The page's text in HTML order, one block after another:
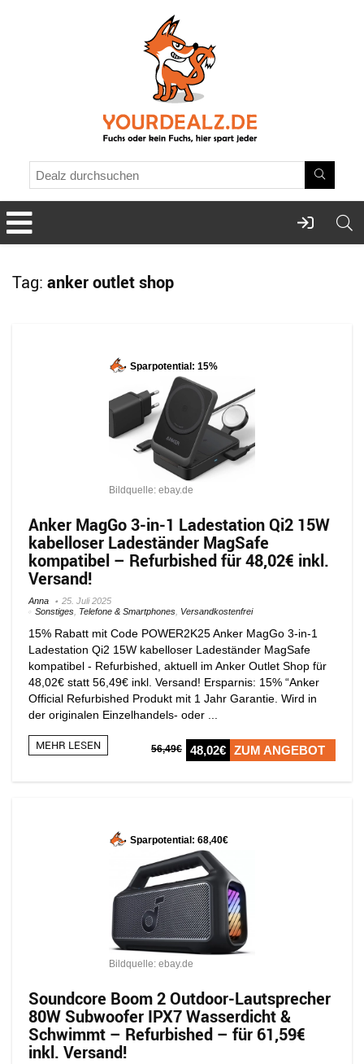
Tag: anker outlet shop
Sparpotential: 15%
Bildquelle: ebay.de
Anker MagGo 3-in-1 Ladestation Qi2 15W
kabelloser Ladeständer MagSafe
kompatibel – Refurbished für 48,02€ inkl.
Versand!
Anna
25. Juli 2025
Sonstiges Telefone & Smartphones Versandkostenfrei
15% Rabatt mit Code POWER2K25 Anker MagGo 3-in-1
Ladestation Qi2 15W kabelloser Ladeständer MagSafe
kompatibel - Refurbished, aktuell im Anker Outlet Shop für
48,02€ statt 56,49€ inkl. Versand! Ersparnis: 15% “Anker
Official Refurbished Produkt mit 1 Jahr Garantie. Wird in
der originalen Einzelhandels- oder ...
MEHR LESEN 56,49€ 48,02€ ZUM ANGEBOT
Sparpotential: 68,40€
Bildquelle: ebay.de
Soundcore Boom 2 Outdoor-Lautsprecher
80W Subwoofer IPX7 Wasserdicht &
Schwimmt – Refurbished – für 61,59€
inkl. Versand!